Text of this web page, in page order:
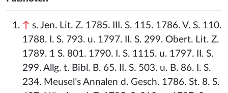
↑ s. Jen. Lit. Z. 1785. III. S. 115. 1786. V. S. 110.
1788. I. S. 793. u. 1797. II. S. 299. Obert. Lit. Z.
1789. 1 S. 801. 1790. I. S. 1115. u. 1797. II. S.
299. Allg. t. Bibl. B. 65. II. S. 503. u. B. 86. I. S.
234. Meusel’s Annalen d. Gesch. 1786. St. 8. S.